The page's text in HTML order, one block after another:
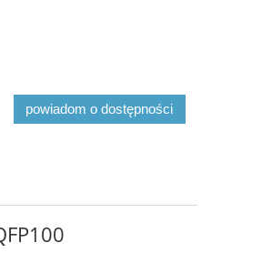
powiadom o dostępności